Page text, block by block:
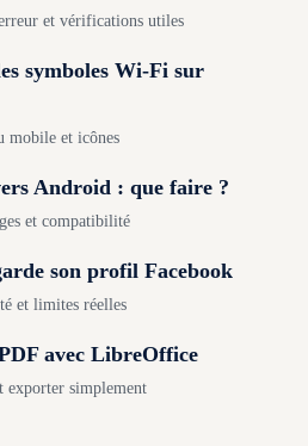
et vérifications utiles
symboles Wi-Fi sur
mobile et icônes
Android : que faire ?
et compatibilité
son profil Facebook
et limites réelles
avec LibreOffice
simplement